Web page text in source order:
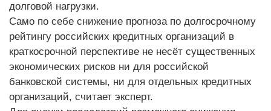
долговой нагрузки.
Само по себе снижение прогноза по долгосрочному
рейтингу российских кредитных организаций в
краткосрочной перспективе не несёт существенных
экономических рисков ни для российской
банковской системы, ни для отдельных кредитных
организаций, считает эксперт.